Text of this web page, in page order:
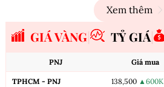
Xem thêm
GIÁ VÀNG TỶ GIÁ
PNJ Giá mua
TPHCM - PNJ 138,500 ▲600K